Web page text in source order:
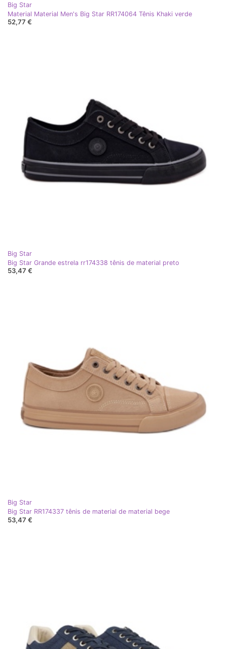
Big Star
Material Material Men's Big Star RR174064 Tênis Khaki verde
52,77 €
Big Star
Big Star Grande estrela rr174338 tênis de material preto
53,47 €
Big Star
Big Star RR174337 tênis de material de material bege
53,47 €